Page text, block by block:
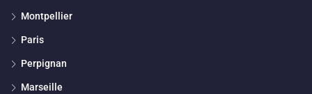
Montpellier
Paris
Perpignan
Marseille